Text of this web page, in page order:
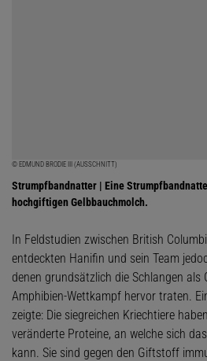
© EDMUND BRODIE III (AUSSCHNITT)
Strumpfbandnatter | Eine
hochgiftigen Gelbbauchmolch.
In Feldstudien zwischen British
entdeckten Hanifin und sein Team
denen grundsätzlich die Schlangen als
Amphibien-Wettkampf hervor traten.
zeigte: Die siegreichen Kriechtiere
veränderte Proteine, an welche sich
kann. Sie sind gegen den Giftstoff